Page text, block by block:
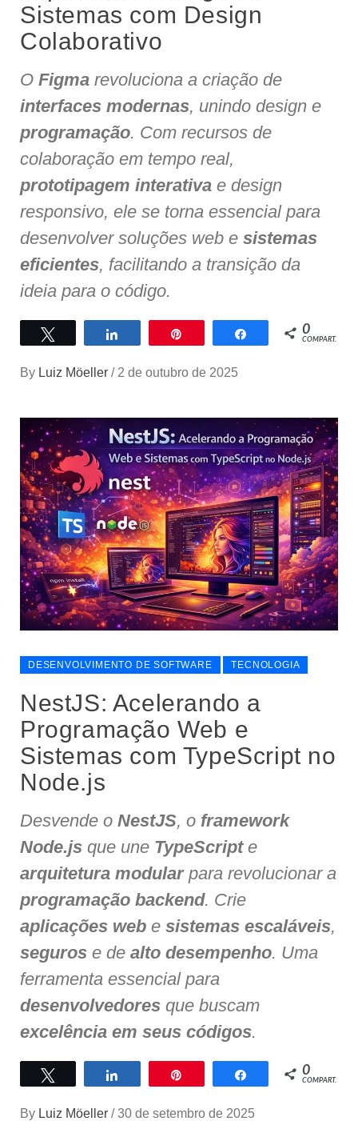
Sistemas com Design
Colaborativo
O Figma revoluciona a criação de
interfaces modernas, unindo design e
programação. Com recursos de
colaboração em tempo real,
prototipagem interativa e design
responsivo, ele se torna essencial para
desenvolver soluções web e sistemas
eficientes, facilitando a transição da
ideia para o código.
Compartilhar Compartilhar
0
COMPART.
By Luiz Möeller / 2 de outubro de 2025
DESENVOLVIMENTO DE SOFTWARE TECNOLOGIA
NestJS: Acelerando a
Programação Web e
Sistemas com TypeScript no
Node.js
Desvende o NestJS, o framework
Node.js que une TypeScripte
arquitetura modularpara revolucionar a
programação backend. Crie
aplicações web e sistemas escaláveis,
seguros e de alto desempenho. Uma
ferramenta essencial para
desenvolvedores que buscam
excelência em seus códigos.
Compartilhar Compartilhar
0
COMPART.
By Luiz Möeller / 30 de setembro de 2025